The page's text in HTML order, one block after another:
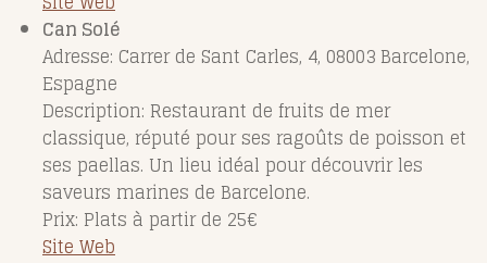
Can Solé
Adresse: Carrer de Sant Carles, 4, 08003 Barcelone,
Espagne
Description: Restaurant de fruits de mer
classique, réputé pour ses ragoûts de poisson et
ses paellas. Un lieu idéal pour découvrir les
saveurs marines de Barcelone.
Prix: Plats à partir de 25€
Site Web